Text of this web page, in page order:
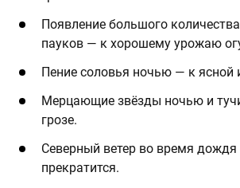
Появление большого
пауков — к хорошему урожаю
Пение соловья ночью — к ясной
Мерцающие звёзды ночью и
грозе.
Северный ветер во время
прекратится.